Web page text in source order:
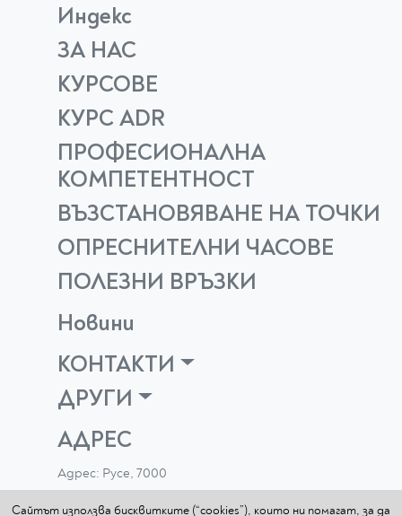
Сайтът използва бисквитките (“cookies”), които ни помагат, за да
Индекс
ЗА НАС
КУРСОВЕ
КУРС ADR
ПРОФЕСИОНАЛНА
КОМПЕТЕНТНОСТ
ВЪЗСТАНОВЯВАНЕ НА ТОЧКИ
ОПРЕСНИТЕЛНИ ЧАСОВЕ
ПОЛЕЗНИ ВРЪЗКИ
Новини
КОНТАКТИ
ДРУГИ
АДРЕС
Адрес: Русе, 7000